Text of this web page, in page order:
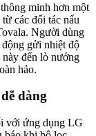
minh hơn một
các đối tác nấu
Người dùng
gửi nhiệt độ
đến lò nướng
hảo.
dàng
với ứng dụng LG